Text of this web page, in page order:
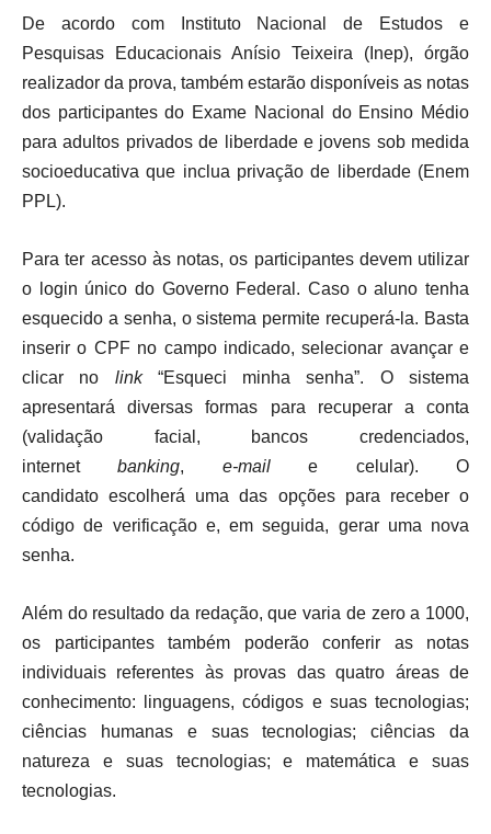
De acordo com Instituto Nacional de Estudos e
Pesquisas Educacionais Anísio Teixeira (Inep), órgão
realizador da prova, também estarão disponíveis as notas
dos participantes do Exame Nacional do Ensino Médio
para adultos privados de liberdade e jovens sob medida
socioeducativa que inclua privação de liberdade (Enem
PPL).
Para ter acesso às notas, os participantes devem utilizar
o login único do Governo Federal. Caso o aluno tenha
esquecido a senha, o sistema permite recuperá-la. Basta
inserir o CPF no campo indicado, selecionar avançar e
clicar no link“Esqueci minha senha”. O sistema
apresentará diversas formas para recuperar a conta
(validação facial, bancos credenciados,
internetbanking, e-maile celular). O
candidato escolherá uma das opções para receber o
código de verificação e, em seguida, gerar uma nova
senha.
Além do resultado da redação, que varia de zero a 1000,
os participantes também poderão conferir as notas
individuais referentes às provas das quatro áreas de
conhecimento: linguagens, códigos e suas tecnologias;
ciências humanas e suas tecnologias; ciências da
natureza e suas tecnologias; e matemática e suas
tecnologias.